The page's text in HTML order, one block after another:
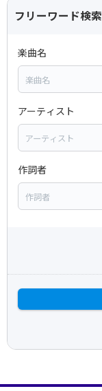
フリーワード検索
楽曲名
アーティスト
作詞者